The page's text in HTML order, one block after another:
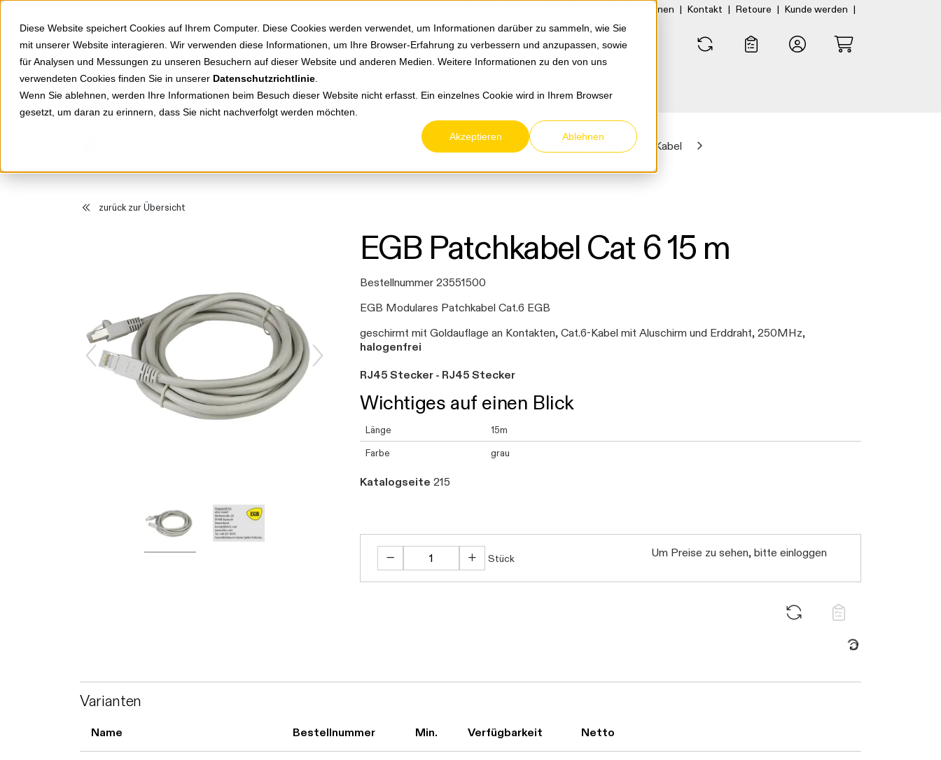
Diese Website speichert Cookies auf Ihrem Computer. Diese Cookies werden verwendet, um Informationen darüber zu sammeln, wie Sie
mit unserer Website interagieren. Wir verwenden diese Informationen, um Ihre Browser-Erfahrung zu verbessern und anzupassen, sowie
für Analysen und Messungen zu unseren Besuchern auf dieser Website und anderen Medien. Weitere Informationen zu den von uns
verwendeten Cookies finden Sie in unserer Datenschutzrichtlinie
Wenn Sie ablehnen, werden Ihre Informationen beim Besuch dieser Website nicht erfasst. Ein einzelnes Cookie wird in Ihrem Browser
gesetzt, um daran zu erinnern, dass Sie nicht nachverfolgt werden möchten.
Akzeptieren Ablehnen
Springe zu Hauptinhalt Ihre Ansprechpartner:innen | Kontakt | Retoure | Kunde werden |
Markenwelten Service & Retouren Karriere Über eltric
Komm.- / Netzwerk- / Video- und Audio-Technik Netzwerktechnik
Stecker & Kabel
zurück zur Übersicht
EGB Patchkabel Cat 6 15 m
Bestellnummer 23551500
EGB Modulares Patchkabel Cat.6 EGB
geschirmt mit Goldauflage an Kontakten, Cat.6-Kabel mit Aluschirm und Erddraht, 250MHz,
halogenfrei
RJ45 Stecker - RJ45 Stecker
Wichtiges auf einen Blick
Länge 15m
Farbe grau
Katalogseite 215
Stück Um Preise zu sehen, bitte einloggen
Daten werden geladen. Bitte warten...
Varianten
Name Bestellnummer Min. Verfügbarkeit Netto